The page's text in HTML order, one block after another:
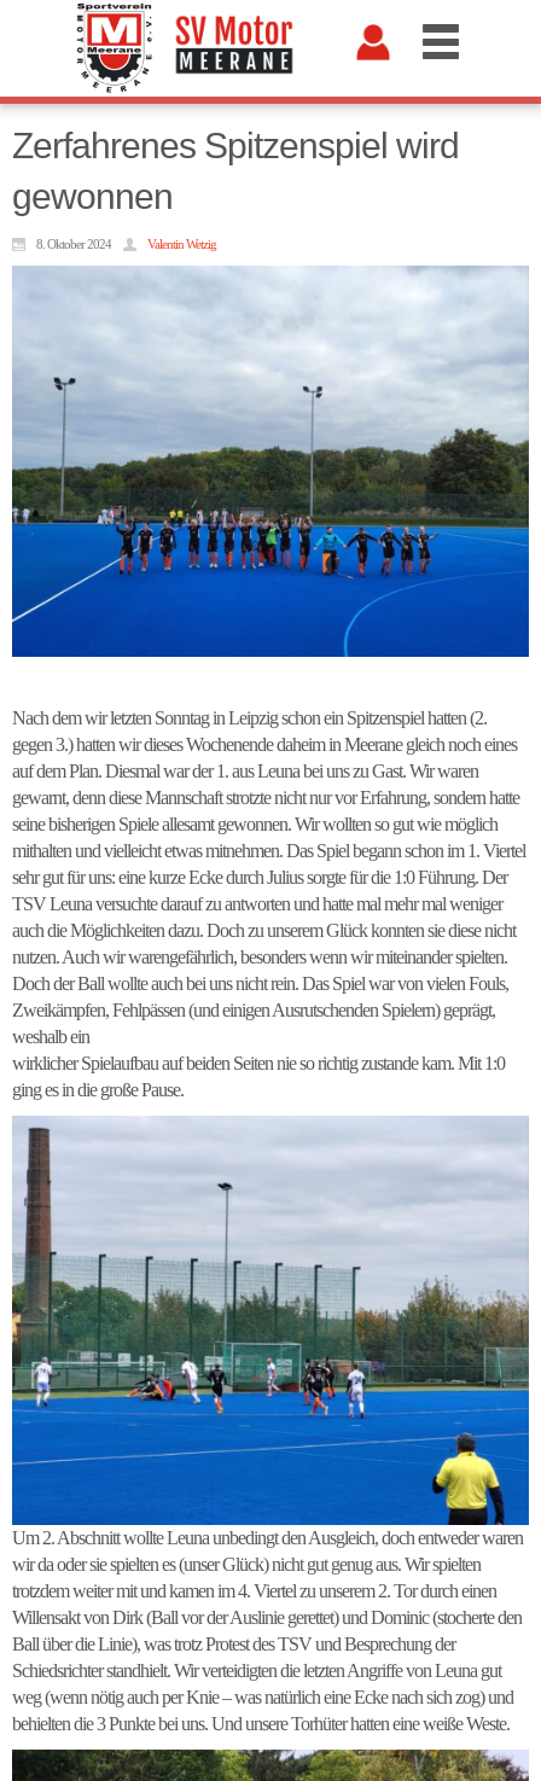
Zerfahrenes Spitzenspiel wird
gewonnen
8. Oktober 2024 Valentin Wetzig
Nach dem wir letzten Sonntag in Leipzig schon ein Spitzenspiel hatten (2.
gegen 3.) hatten wir dieses Wochenende daheim in Meerane gleich noch eines
auf dem Plan. Diesmal war der 1. aus Leuna bei uns zu Gast. Wir waren
gewarnt, denn diese Mannschaft strotzte nicht nur vor Erfahrung, sondern hatte
seine bisherigen Spiele allesamt gewonnen. Wir wollten so gut wie möglich
mithalten und vielleicht etwas mitnehmen. Das Spiel begann schon im 1. Viertel
sehr gut für uns: eine kurze Ecke durch Julius sorgte für die 1:0 Führung. Der
TSV Leuna versuchte darauf zu antworten und hatte mal mehr mal weniger
auch die Möglichkeiten dazu. Doch zu unserem Glück konnten sie diese nicht
nutzen. Auch wir warengefährlich, besonders wenn wir miteinander spielten.
Doch der Ball wollte auch bei uns nicht rein. Das Spiel war von vielen Fouls,
Zweikämpfen, Fehlpässen (und einigen Ausrutschenden Spielern) geprägt,
weshalb ein
wirklicher Spielaufbau auf beiden Seiten nie so richtig zustande kam. Mit 1:0
ging es in die große Pause.
Um 2. Abschnitt wollte Leuna unbedingt den Ausgleich, doch entweder waren
wir da oder sie spielten es (unser Glück) nicht gut genug aus. Wir spielten
trotzdem weiter mit und kamen im 4. Viertel zu unserem 2. Tor durch einen
Willensakt von Dirk (Ball vor der Auslinie gerettet) und Dominic (stocherte den
Ball über die Linie), was trotz Protest des TSV und Besprechung der
Schiedsrichter standhielt. Wir verteidigten die letzten Angriffe von Leuna gut
weg (wenn nötig auch per Knie – was natürlich eine Ecke nach sich zog) und
behielten die 3 Punkte bei uns. Und unsere Torhüter hatten eine weiße Weste.